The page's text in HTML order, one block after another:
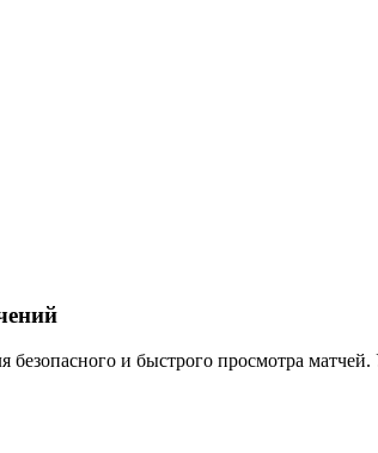
и быстрого просмотра матчей.